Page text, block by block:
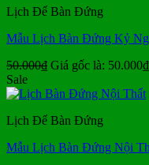
Lịch Để Bàn Đứng
Mẫu Lịch Bàn Đứng Kỷ
50.000₫ Giá gốc là:
Sale
Lịch Để Bàn Đứng
Mẫu Lịch Bàn Đứng Nội